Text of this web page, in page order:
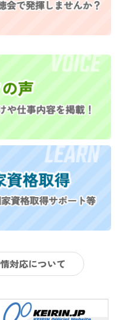
対応について